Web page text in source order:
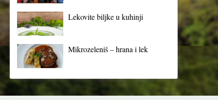
Lekovite biljke u kuhinji
Mikrozeleniš – hrana i lek